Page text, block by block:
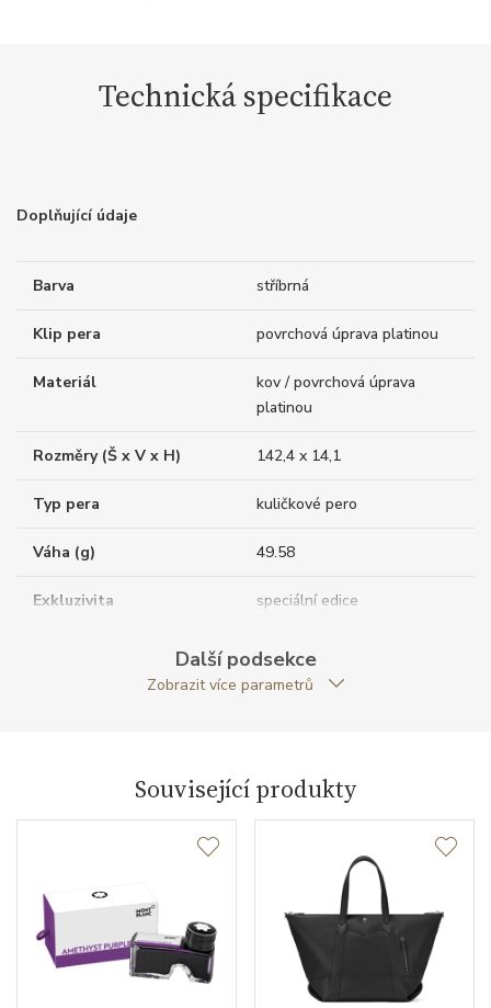
Technická specifikace
Doplňující údaje
Barva stříbrná
Klip pera povrchová úprava platinou
Materiál
kov / povrchová úprava
platinou
Rozměry (Š x V x H) 142,4 x 14,1
Typ pera kuličkové pero
Váha (g) 49.58
Exkluzivita speciální edice
Meisterstück x Olympic
Heritage
Další podsekce
Zobrazit více parametrů
Související produkty